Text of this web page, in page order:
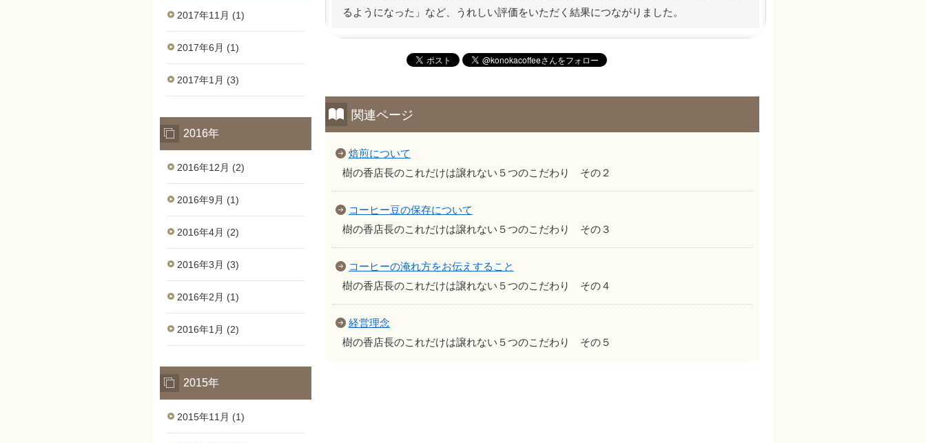
るようになった」など、うれしい評価をいただく結果につながりました。
関連ページ
焙煎について
樹の香店長のこれだけは譲れない５つのこだわり その２
コーヒー豆の保存について
樹の香店長のこれだけは譲れない５つのこだわり その３
コーヒーの淹れ方をお伝えすること
樹の香店長のこれだけは譲れない５つのこだわり その４
経営理念
樹の香店長のこれだけは譲れない５つのこだわり その５
2017年11月 (1)
2017年6月 (1)
2017年1月 (3)
2016年
2016年12月 (2)
2016年9月 (1)
2016年4月 (2)
2016年3月 (3)
2016年2月 (1)
2016年1月 (2)
2015年
2015年11月 (1)